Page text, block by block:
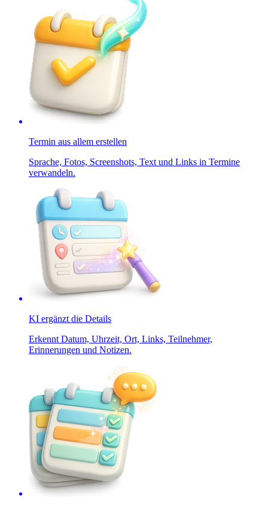
Termin aus allem erstellen
Sprache, Fotos, Screenshots, Text und Links in Termine
verwandeln.
KI ergänzt die Details
Erkennt Datum, Uhrzeit, Ort, Links, Teilnehmer,
Erinnerungen und Notizen.